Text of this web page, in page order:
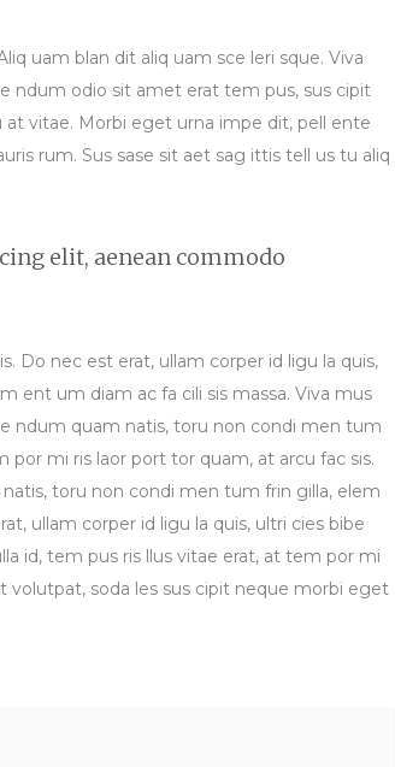
uam blan dit aliq uam sce leri sque. Viva
ndum odio sit amet erat tem pus, sus cipit
vitae. Morbi eget urna impe dit, pell ente
rum. Sus sase sit aet sag ittis tell us tu aliq
elit, aenean commodo
Do nec est erat, ullam corper id ligu la quis,
ent um diam ac fa cili sis massa. Viva mus
ndum quam natis, toru non condi men tum
por mi ris laor port tor quam, at arcu fac sis.
toru non condi men tum frin gilla, elem
ullam corper id ligu la quis, ultri cies bibe
id, tem pus ris llus vitae erat, at tem por mi
volutpat, soda les sus cipit neque morbi eget